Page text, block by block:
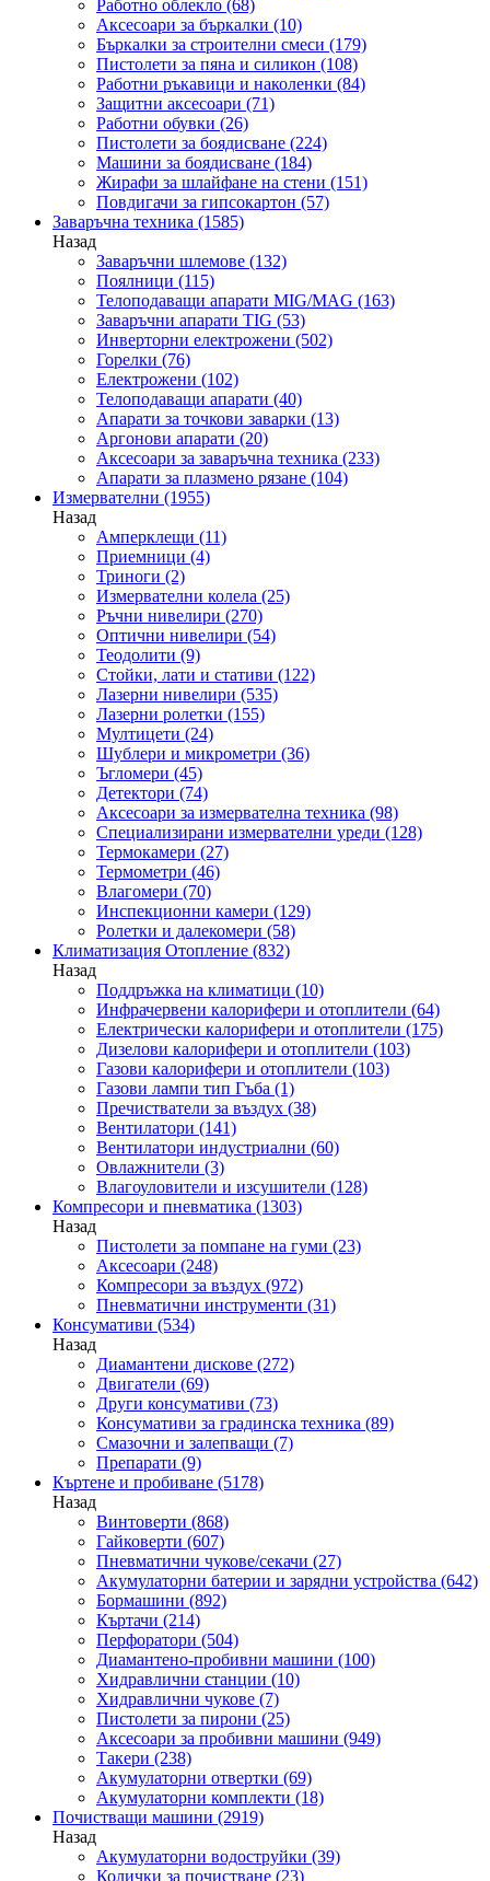
Работно облекло (68)
Аксесоари за бъркалки (10)
Бъркалки за строителни смеси (179)
Пистолети за пяна и силикон (108)
Работни ръкавици и наколенки (84)
Защитни аксесоари (71)
Работни обувки (26)
Пистолети за боядисване (224)
Машини за боядисване (184)
Жирафи за шлайфане на стени (151)
Повдигачи за гипсокартон (57)
Заваръчна техника (1585)
Назад
Заваръчни шлемове (132)
Поялници (115)
Телоподаващи апарати MIG/MAG (163)
Заваръчни апарати TIG (53)
Инверторни електрожени (502)
Горелки (76)
Електрожени (102)
Телоподаващи апарати (40)
Апарати за точкови заварки (13)
Аргонови апарати (20)
Аксесоари за заваръчна техника (233)
Апарати за плазмено рязане (104)
Измервателни (1955)
Назад
Амперклещи (11)
Приемници (4)
Триноги (2)
Измервателни колела (25)
Ръчни нивелири (270)
Оптични нивелири (54)
Теодолити (9)
Стойки, лати и стативи (122)
Лазерни нивелири (535)
Лазерни ролетки (155)
Мултицети (24)
Шублери и микрометри (36)
Ъгломери (45)
Детектори (74)
Аксесоари за измервателна техника (98)
Специализирани измервателни уреди (128)
Термокамери (27)
Термометри (46)
Влагомери (70)
Инспекционни камери (129)
Ролетки и далекомери (58)
Климатизация Отопление (832)
Назад
Поддръжка на климатици (10)
Инфрачервени калорифери и отоплители (64)
Електрически калорифери и отоплители (175)
Дизелови калорифери и отоплители (103)
Газови калорифери и отоплители (103)
Газови лампи тип Гъба (1)
Пречистватели за въздух (38)
Вентилатори (141)
Вентилатори индустриални (60)
Овлажнители (3)
Влагоуловители и изсушители (128)
Компресори и пневматика (1303)
Назад
Пистолети за помпане на гуми (23)
Аксесоари (248)
Компресори за въздух (972)
Пневматични инструменти (31)
Консумативи (534)
Назад
Диамантени дискове (272)
Двигатели (69)
Други консумативи (73)
Консумативи за градинска техника (89)
Смазочни и залепващи (7)
Препарати (9)
Къртене и пробиване (5178)
Назад
Винтоверти (868)
Гайковерти (607)
Пневматични чукове/секачи (27)
Акумулаторни батерии и зарядни устройства (642)
Бормашини (892)
Къртачи (214)
Перфоратори (504)
Диамантено-пробивни машини (100)
Хидравлични станции (10)
Хидравлични чукове (7)
Пистолети за пирони (25)
Аксесоари за пробивни машини (949)
Такери (238)
Акумулаторни отвертки (69)
Акумулаторни комплекти (18)
Почистващи машини (2919)
Назад
Акумулаторни водоструйки (39)
Колички за почистване (23)